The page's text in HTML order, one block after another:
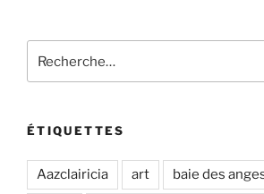
pour
ÉTIQUETTES
Aazclairicia art baie des